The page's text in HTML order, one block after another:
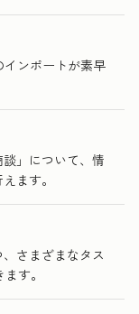
ンポートが素早
」について、情
ます。
さまざまなタス
す。